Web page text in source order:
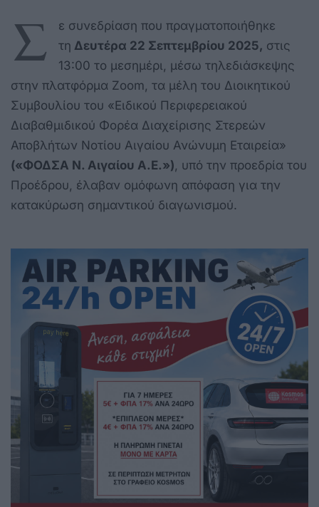
Σ
ε συνεδρίαση που πραγματοποιήθηκε
τη Δευτέρα 22 Σεπτεμβρίου 2025, στις
13:00 το μεσημέρι, μέσω τηλεδιάσκεψης
στην πλατφόρμα Zoom, τα μέλη του Διοικητικού
Συμβουλίου του «Ειδικού Περιφερειακού
Διαβαθμιδικού Φορέα Διαχείρισης Στερεών
Αποβλήτων Νοτίου Αιγαίου Ανώνυμη Εταιρεία»
(«ΦΟΔΣΑ Ν. Αιγαίου Α.Ε.») , υπό την προεδρία του
Προέδρου, έλαβαν ομόφωνη απόφαση για την
κατακύρωση σημαντικού διαγωνισμού.